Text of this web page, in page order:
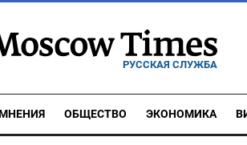
РУССКАЯ СЛУЖБА
ОБЩЕСТВО ЭКОНОМИКА